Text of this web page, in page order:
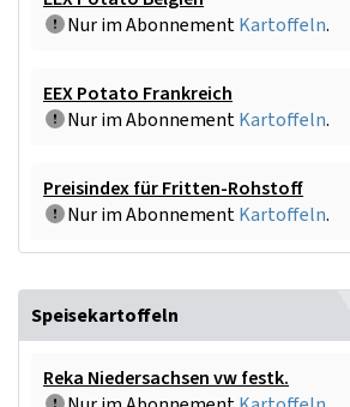
Nur im AbonnementKartoffeln.
EEX Potato Frankreich
Nur im AbonnementKartoffeln.
Preisindex für Fritten-Rohstoff
Nur im AbonnementKartoffeln.
Speisekartoffeln
Reka Niedersachsen vw festk.